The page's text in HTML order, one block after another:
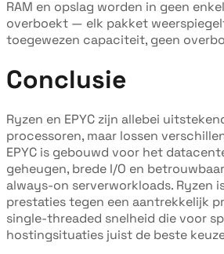
RAM en opslag worden in geen
overboekt — elk pakket
toegewezen capaciteit, geen
Conclusie
Ryzen en EPYC zijn allebei
processoren, maar lossen
EPYC is gebouwd voor het
geheugen, brede I/O en
always-on serverworkloads. Ryzen
prestaties tegen een aantrekkelijk
single-threaded snelheid die voor
hostingsituaties juist de beste